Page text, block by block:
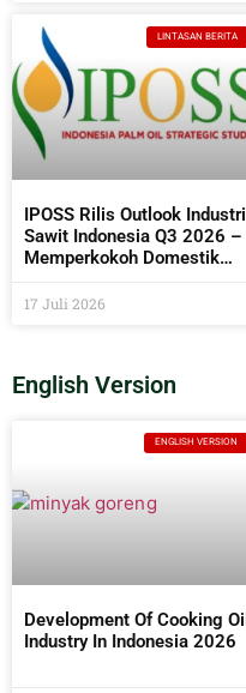
LINTASAN BERITA
IPOSS Rilis Outlook Industri
Sawit Indonesia Q3 2026 –
Memperkokoh Domestik
Global
17 Juli 2026
English Version
ENGLISH VERSION
Development Of Cooking Oil
Industry In Indonesia 2026